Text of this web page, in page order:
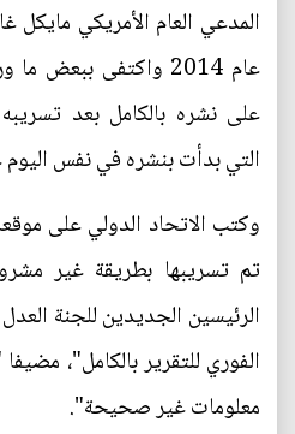
عام 2014 واكتفى ببعض
على نشره بالكامل بعد
التي بدأت بنشره في نفس
وكتب الاتحاد الدولي على
تم تسريبها بطريقة غير
الرئيسين الجديدين للجنة العدل
الفوري للتقرير بالكامل"،
معلومات غير صحيحة".